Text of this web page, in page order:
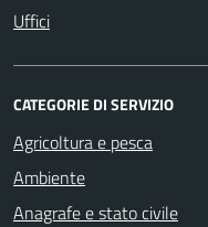
Uffici
CATEGORIE DI SERVIZIO
Agricoltura e pesca
Ambiente
Anagrafe e stato civile